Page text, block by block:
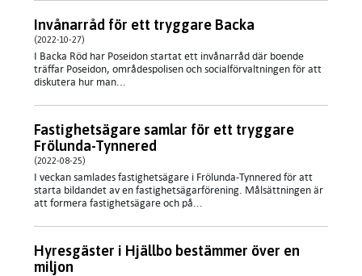
Invånarråd för ett tryggare Backa
(2022-10-27)
I Backa Röd har Poseidon startat ett invånarråd där boende
träffar Poseidon, områdespolisen och socialförvaltningen för att
diskutera hur man...
Fastighetsägare samlar för ett tryggare
Frölunda-Tynnered
(2022-08-25)
I veckan samlades fastighetsägare i Frölunda-Tynnered för att
starta bildandet av en fastighetsägarförening. Målsättningen är
att formera fastighetsägare och på...
Hyresgäster i Hjällbo bestämmer över en
miljon